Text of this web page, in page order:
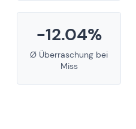
-12.04%
Ø Überraschung bei
Miss